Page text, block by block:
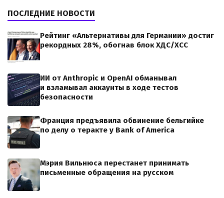
ПОСЛЕДНИЕ НОВОСТИ
Рейтинг «Альтернативы для Германии» достиг
рекордных 28%, обогнав блок ХДС/ХСС
ИИ от Anthropic и OpenAI обманывал
и взламывал аккаунты в ходе тестов
безопасности
Франция предъявила обвинение бельгийке
по делу о теракте у Bank of America
Мэрия Вильнюса перестанет принимать
письменные обращения на русском